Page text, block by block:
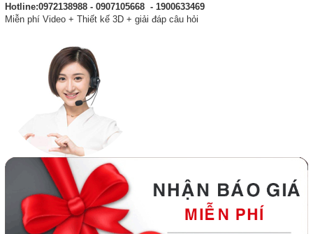
Hotline:0972138988 - 0907105668 - 1900633469
Miễn phí Video + Thiết kế 3D + giải đáp câu hỏi